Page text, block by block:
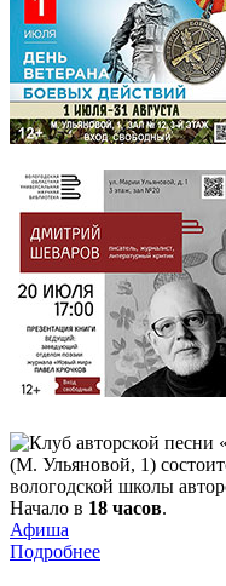
(М. Ульяновой, 1)
вологодской школы
Начало в 18 часов.
Афиша
Подробнее